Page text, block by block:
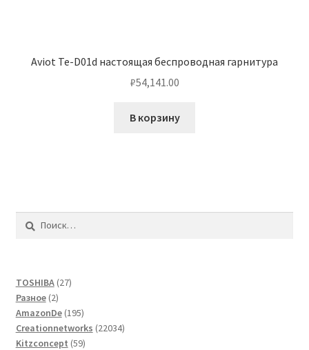
Aviot Te-D01d настоящая беспроводная гарнитура
₽54,141.00
В корзину
TOSHIBA 2727
Разное 22
товара
AmazonDe 195195
товаров
Creationnetworks 2203422034
Kitzconcept 5959